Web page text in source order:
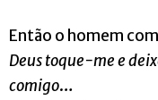
Então o homem
Deus toque-me e
comigo…